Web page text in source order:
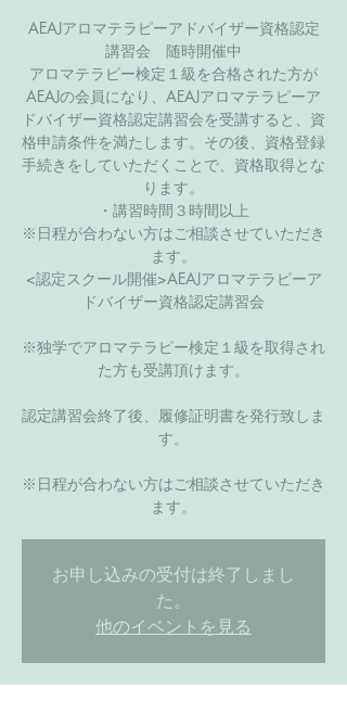
AEAJアロマテラピーアドバイザー資格認定
講習会 随時開催中
アロマテラピー検定１級を合格された方が
AEAJの会員になり、AEAJアロマテラピーア
ドバイザー資格認定講習会を受講すると、資
格申請条件を満たします。その後、資格登録
手続きをしていただくことで、資格取得とな
ります。
・講習時間３時間以上
※日程が合わない方はご相談させていただき
ます。
<認定スクール開催>​AEAJアロマテラピーア
ドバイザー資格認定講習会
※独学でアロマテラピー検定１級を取得され
た方も受講頂けます。
認定講習会終了後、履修証明書を発行致しま
す。
​※日程が合わない方はご相談させていただき
ます。
お申し込みの受付は終了しまし
た。
他のイベントを見る